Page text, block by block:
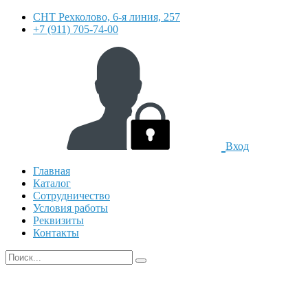
СНТ Рехколово, 6-я линия, 257
+7 (911) 705-74-00
Вход
Главная
Каталог
Сотрудничество
Условия работы
Реквизиты
Контакты